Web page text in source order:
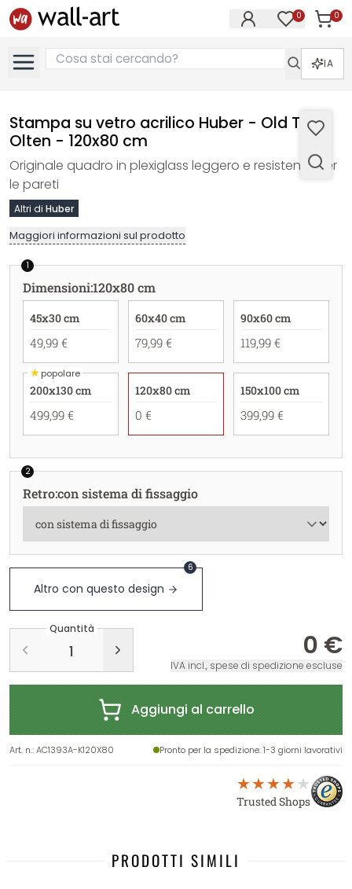
0 0
IA
Stampa su vetro acrilico Huber - Old Town
Olten - 120x80 cm
Originale quadro in plexiglass leggero e resistente per
le pareti
Altri di Huber
Maggiori informazioni sul prodotto
1
Dimensioni:120x80 cm
45x30 cm
49,99 €
60x40 cm
79,99 €
90x60 cm
119,99 €
★popolare
200x130 cm
499,99 €
120x80 cm
0 €
150x100 cm
399,99 €
2
Retro:con sistema di fissaggio
Altro con questo design
6
Quantità
0 €
IVA incl., spese di spedizione escluse
Aggiungi al carrello
Art. n.:AC1393A-K120X80 Pronto per la spedizione: 1-3 giorni lavorativi
Trusted Shops
PRODOTTI SIMILI